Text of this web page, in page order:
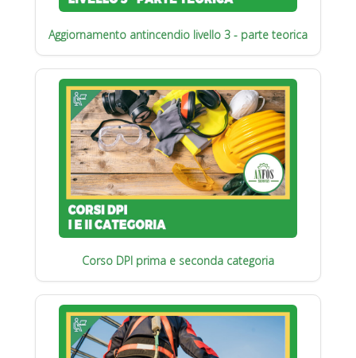
Aggiornamento antincendio livello 3 - parte teorica
Corso DPI prima e seconda categoria